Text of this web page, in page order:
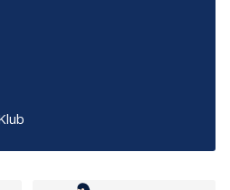
og TryghedsGruppens